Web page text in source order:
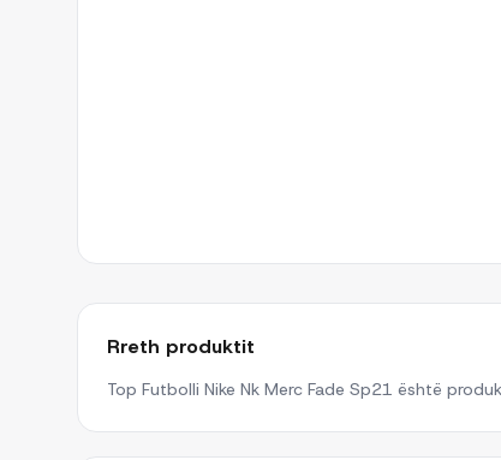
Rreth produktit
Top Futbolli Nike Nk Merc Fade Sp21 është